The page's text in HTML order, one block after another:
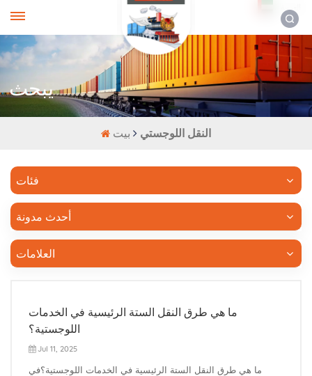
يبحث
النقل اللوجستي
فئات
أحدث مدونة
العلامات
ما هي طرق النقل الستة الرئيسية في الخدمات
اللوجستية؟
Jul 11, 2025
ما هي طرق النقل الستة الرئيسية في الخدمات اللوجستية؟في